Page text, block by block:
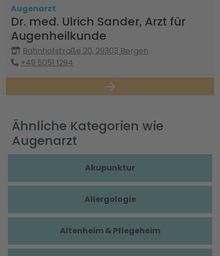
Augenarzt
Dr. med. Ulrich Sander, Arzt für
Augenheilkunde
Bahnhofstraße 20, 29303 Bergen
+49 5051 1294
Ähnliche Kategorien wie
Augenarzt
Akupunktur
Allergologie
Altenheim & Pflegeheim